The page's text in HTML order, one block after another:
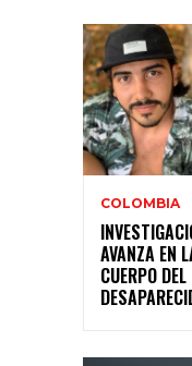
COLOMBIA
AVANZA EN
CUERPO